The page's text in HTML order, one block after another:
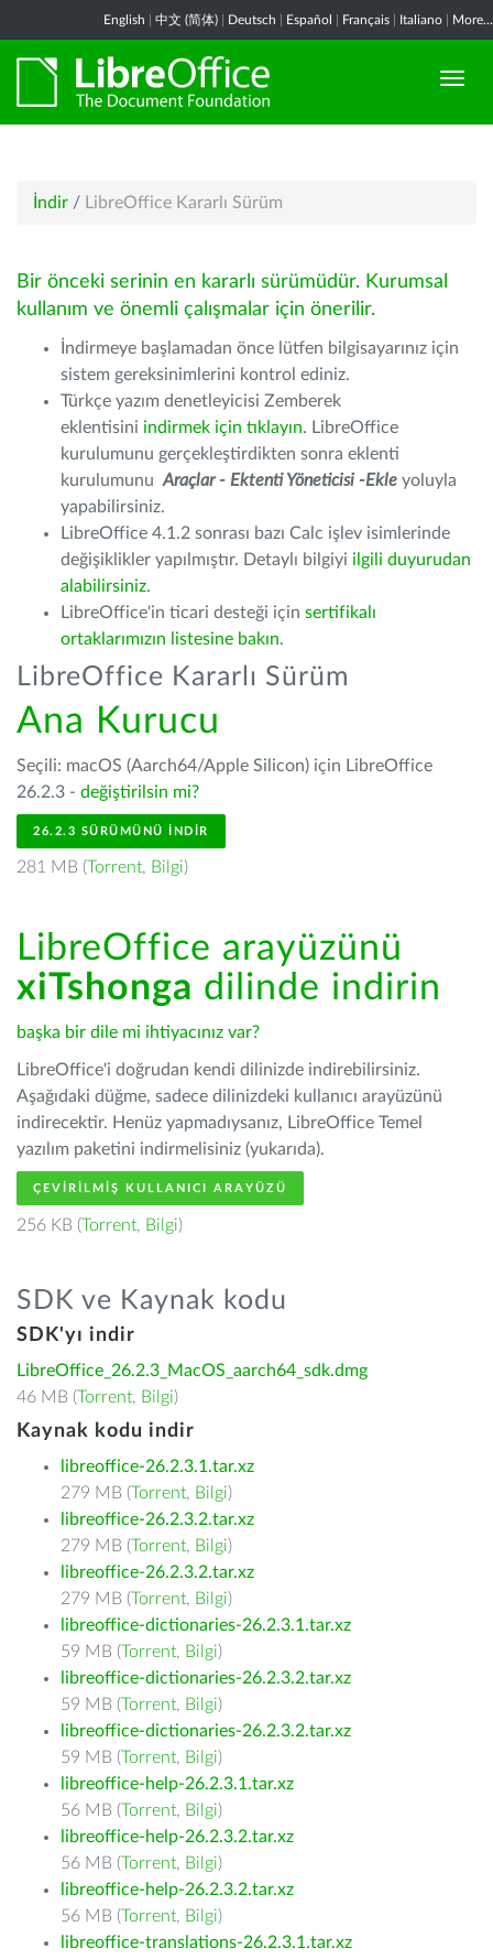
English 中文 (简体) Deutsch Español Français Italiano More...
İndir / LibreOffice Kararlı Sürüm
Bir önceki serinin en kararlı sürümüdür. Kurumsal
kullanım ve önemli çalışmalar için önerilir.
İndirmeye başlamadan önce lütfen bilgisayarınız için
sistem gereksinimlerini kontrol ediniz.
Türkçe yazım denetleyicisi Zemberek
eklentisini indirmek için tıklayın. LibreOffice
kurulumunu gerçekleştirdikten sonra eklenti
kurulumunu Araçlar - Ektenti Yöneticisi -Ekle yoluyla
yapabilirsiniz.
LibreOffice 4.1.2 sonrası bazı Calc işlev isimlerinde
değişiklikler yapılmıştır. Detaylı bilgiyi ilgili duyurudan
alabilirsiniz.
LibreOffice'in ticari desteği için sertifikalı
ortaklarımızın listesine bakın.
LibreOffice Kararlı Sürüm
Ana Kurucu
Seçili: macOS (Aarch64/Apple Silicon) için LibreOffice
26.2.3 - değiştirilsin mi?
26.2.3 SÜRÜMÜNÜ İNDIR
281 MB (Torrent, Bilgi)
LibreOffice arayüzünü
xiTshonga dilinde indirin
başka bir dile mi ihtiyacınız var?
LibreOffice'i doğrudan kendi dilinizde indirebilirsiniz.
Aşağıdaki düğme, sadece dilinizdeki kullanıcı arayüzünü
indirecektir. Henüz yapmadıysanız, LibreOffice Temel
yazılım paketini indirmelisiniz (yukarıda).
ÇEVIRILMIŞ KULLANICI ARAYÜZÜ
256 KB (Torrent, Bilgi)
SDK ve Kaynak kodu
SDK'yı indir
LibreOffice_26.2.3_MacOS_aarch64_sdk.dmg
46 MB (Torrent, Bilgi)
Kaynak kodu indir
libreoffice-26.2.3.1.tar.xz
279 MB (Torrent, Bilgi)
libreoffice-26.2.3.2.tar.xz
279 MB (Torrent, Bilgi)
libreoffice-26.2.3.2.tar.xz
279 MB (Torrent, Bilgi)
libreoffice-dictionaries-26.2.3.1.tar.xz
59 MB (Torrent, Bilgi)
libreoffice-dictionaries-26.2.3.2.tar.xz
59 MB (Torrent, Bilgi)
libreoffice-dictionaries-26.2.3.2.tar.xz
59 MB (Torrent, Bilgi)
libreoffice-help-26.2.3.1.tar.xz
56 MB (Torrent, Bilgi)
libreoffice-help-26.2.3.2.tar.xz
56 MB (Torrent, Bilgi)
libreoffice-help-26.2.3.2.tar.xz
56 MB (Torrent, Bilgi)
libreoffice-translations-26.2.3.1.tar.xz